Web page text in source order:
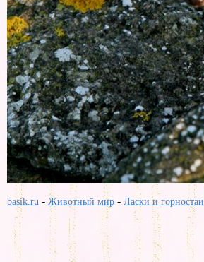
basik.ru - Животный мир - Ласки и горностаи